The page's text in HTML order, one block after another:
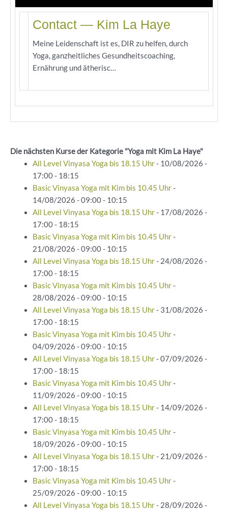
Contact — Kim La Haye
Meine Leidenschaft ist es, DIR zu helfen, durch
Yoga, ganzheitliches Gesundheitscoaching,
Ernährung und ätherisc…
Die nächsten Kurse der Kategorie "Yoga mit Kim La Haye"
All Level Vinyasa Yoga bis 18.15 Uhr- 10/08/2026 -
17:00 - 18:15
Basic Vinyasa Yoga mit Kim bis 10.45 Uhr-
14/08/2026 - 09:00 - 10:15
All Level Vinyasa Yoga bis 18.15 Uhr- 17/08/2026 -
17:00 - 18:15
Basic Vinyasa Yoga mit Kim bis 10.45 Uhr-
21/08/2026 - 09:00 - 10:15
All Level Vinyasa Yoga bis 18.15 Uhr- 24/08/2026 -
17:00 - 18:15
Basic Vinyasa Yoga mit Kim bis 10.45 Uhr-
28/08/2026 - 09:00 - 10:15
All Level Vinyasa Yoga bis 18.15 Uhr- 31/08/2026 -
17:00 - 18:15
Basic Vinyasa Yoga mit Kim bis 10.45 Uhr-
04/09/2026 - 09:00 - 10:15
All Level Vinyasa Yoga bis 18.15 Uhr- 07/09/2026 -
17:00 - 18:15
Basic Vinyasa Yoga mit Kim bis 10.45 Uhr-
11/09/2026 - 09:00 - 10:15
All Level Vinyasa Yoga bis 18.15 Uhr- 14/09/2026 -
17:00 - 18:15
Basic Vinyasa Yoga mit Kim bis 10.45 Uhr-
18/09/2026 - 09:00 - 10:15
All Level Vinyasa Yoga bis 18.15 Uhr- 21/09/2026 -
17:00 - 18:15
Basic Vinyasa Yoga mit Kim bis 10.45 Uhr-
25/09/2026 - 09:00 - 10:15
All Level Vinyasa Yoga bis 18.15 Uhr- 28/09/2026 -